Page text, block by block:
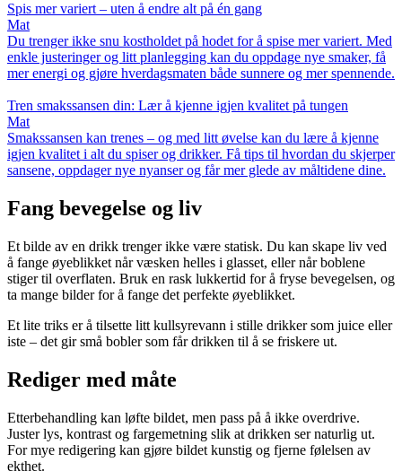
Spis mer variert – uten å endre alt på én gang
Mat
Du trenger ikke snu kostholdet på hodet for å spise mer variert. Med
enkle justeringer og litt planlegging kan du oppdage nye smaker, få
mer energi og gjøre hverdagsmaten både sunnere og mer spennende.
Tren smakssansen din: Lær å kjenne igjen kvalitet på tungen
Mat
Smakssansen kan trenes – og med litt øvelse kan du lære å kjenne
igjen kvalitet i alt du spiser og drikker. Få tips til hvordan du skjerper
sansene, oppdager nye nyanser og får mer glede av måltidene dine.
Fang bevegelse og liv
Et bilde av en drikk trenger ikke være statisk. Du kan skape liv ved
å fange øyeblikket når væsken helles i glasset, eller når boblene
stiger til overflaten. Bruk en rask lukkertid for å fryse bevegelsen, og
ta mange bilder for å fange det perfekte øyeblikket.
Et lite triks er å tilsette litt kullsyrevann i stille drikker som juice eller
iste – det gir små bobler som får drikken til å se friskere ut.
Rediger med måte
Etterbehandling kan løfte bildet, men pass på å ikke overdrive.
Juster lys, kontrast og fargemetning slik at drikken ser naturlig ut.
For mye redigering kan gjøre bildet kunstig og fjerne følelsen av
ekthet.